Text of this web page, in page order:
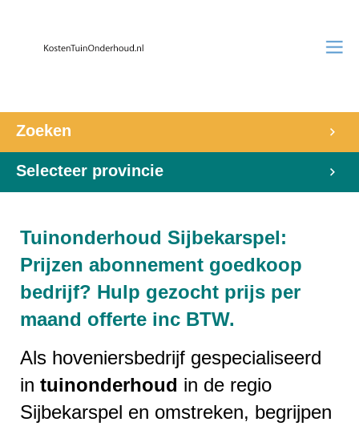
Zoeken
Selecteer provincie
Tuinonderhoud Sijbekarspel:
Prijzen abonnement goedkoop
bedrijf? Hulp gezocht prijs per
maand offerte inc BTW.
Als hoveniersbedrijf gespecialiseerd
in tuinonderhoud in de regio
Sijbekarspel en omstreken, begrijpen